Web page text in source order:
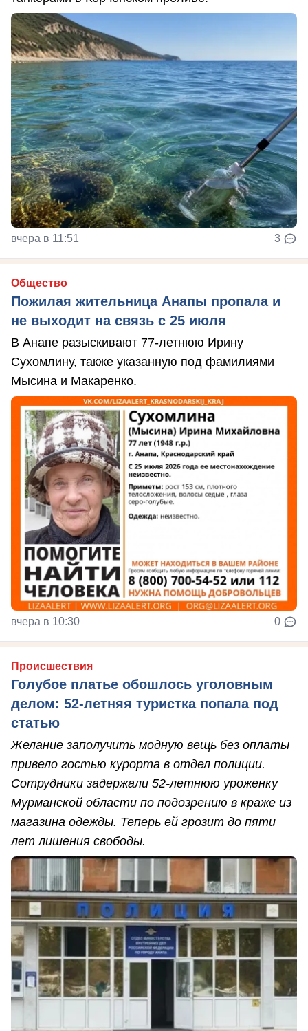
вчера в 11:51 3
Общество
Пожилая жительница Анапы пропала и
не выходит на связь с 25 июля
В Анапе разыскивают 77-летнюю Ирину
Сухомлину, также указанную под фамилиями
Мысина и Макаренко.
вчера в 10:30 0
Происшествия
Голубое платье обошлось уголовным
делом: 52-летняя туристка попала под
статью
Желание заполучить модную вещь без оплаты
привело гостью курорта в отдел полиции.
Сотрудники задержали 52-летнюю уроженку
Мурманской области по подозрению в краже из
магазина одежды. Теперь ей грозит до пяти
лет лишения свободы.